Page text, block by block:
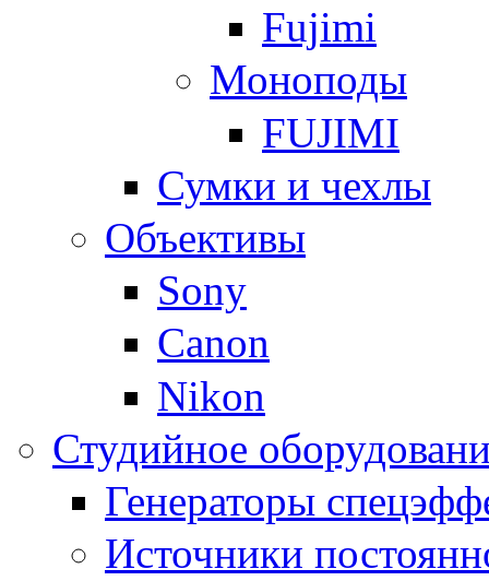
Fujimi
Моноподы
FUJIMI
Сумки и чехлы
Объективы
Sony
Canon
Nikon
Студийное
Генераторы
Источники